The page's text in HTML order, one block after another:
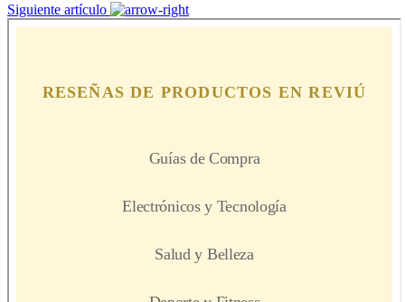
Siguiente artículo